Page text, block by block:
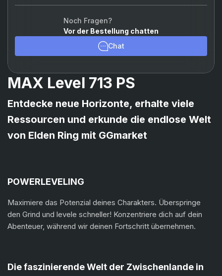
Noch Fragen?
Vor der Bestellung chatten
Chat
MAX Level 713 PS
Entdecke neue Horizonte, erhalte viele
Ressourcen und erkunde die endlose Welt
von Elden Ring mit GGmarket
POWERLEVELING
Maximiere das Potenzial deines Charakters. Überspringe
den Grind und levele schneller! Konzentriere dich auf dein
Abenteuer, während wir deinen Fortschritt übernehmen.
Die faszinierende Welt der Zwischenlande in